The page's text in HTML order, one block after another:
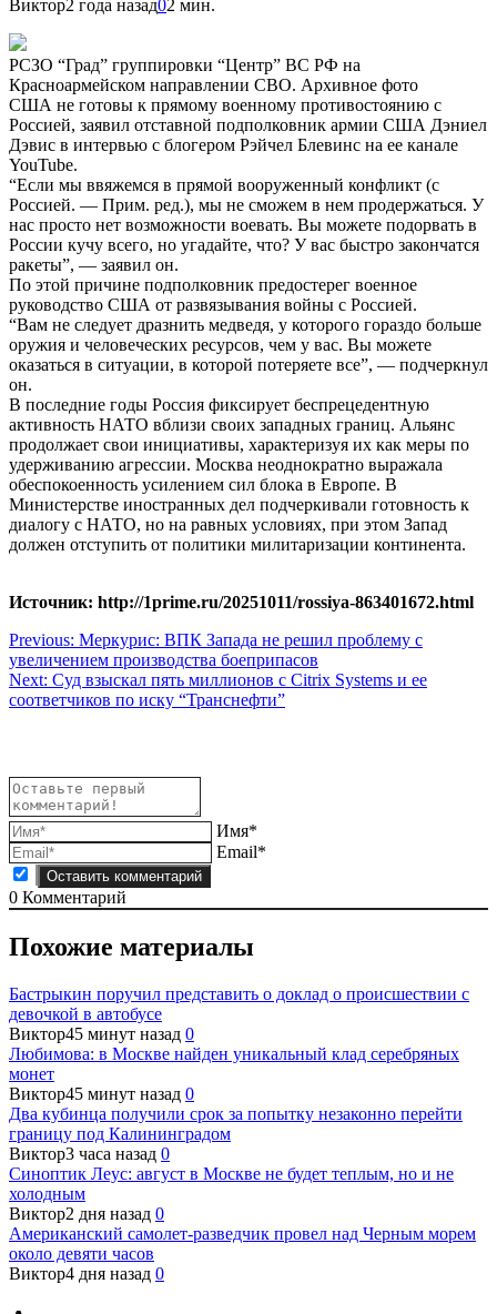
Виктор2 года назад02 мин.
РСЗО “Град” группировки “Центр” ВС РФ на
Красноармейском направлении СВО. Архивное фото
США не готовы к прямому военному противостоянию с
Россией, заявил отставной подполковник армии США Дэниел
Дэвис в интервью с блогером Рэйчел Блевинс на ее канале
YouTube.
“Если мы ввяжемся в прямой вооруженный конфликт (с
Россией. — Прим. ред.), мы не сможем в нем продержаться. У
нас просто нет возможности воевать. Вы можете подорвать в
России кучу всего, но угадайте, что? У вас быстро закончатся
ракеты”, — заявил он.
По этой причине подполковник предостерег военное
руководство США от развязывания войны с Россией.
“Вам не следует дразнить медведя, у которого гораздо больше
оружия и человеческих ресурсов, чем у вас. Вы можете
оказаться в ситуации, в которой потеряете все”, — подчеркнул
он.
В последние годы Россия фиксирует беспрецедентную
активность НАТО вблизи своих западных границ. Альянс
продолжает свои инициативы, характеризуя их как меры по
удерживанию агрессии. Москва неоднократно выражала
обеспокоенность усилением сил блока в Европе. В
Министерстве иностранных дел подчеркивали готовность к
диалогу с НАТО, но на равных условиях, при этом Запад
должен отступить от политики милитаризации континента.
Источник: http://1prime.ru/20251011/rossiya-863401672.html
Навигация
по
записям
Previous: Меркурис: ВПК Запада не решил проблему с
увеличением производства боеприпасов
Next: Суд взыскал пять миллионов с Citrix Systems и ее
соответчиков по иску “Транснефти”
Имя*
Email*
0 Комментарий
Похожие материалы
Бастрыкин поручил представить о доклад о происшествии с
девочкой в автобусе
Виктор45 минут назад 0
Любимова: в Москве найден уникальный клад серебряных
монет
Виктор45 минут назад 0
Два кубинца получили срок за попытку незаконно перейти
границу под Калининградом
Виктор3 часа назад 0
Синоптик Леус: август в Москве не будет теплым, но и не
холодным
Виктор2 дня назад 0
Американский самолет-разведчик провел над Черным морем
около девяти часов
Виктор4 дня назад 0